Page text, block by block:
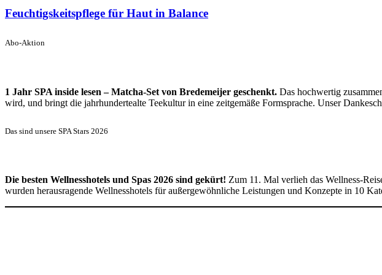
Feuchtigskeitspflege für Haut in Balance
Abo-Aktion
1 Jahr SPA inside lesen – Matcha-Set von Bredemeijer geschenkt. Das hochwertig
wird, und bringt die jahrhundertealte Teekultur in eine zeitgemäße Formsprache. Unser
Das sind unsere SPA Stars 2026
Die besten Wellnesshotels und Spas 2026 sind gekürt! Zum 11. Mal verlieh das Wellness-
wurden herausragende Wellnesshotels für außergewöhnliche Leistungen und Konzepte in 10